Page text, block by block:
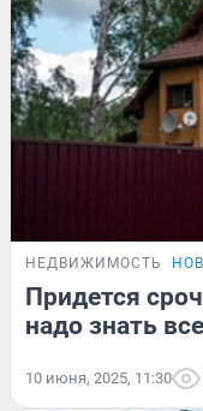
НЕДВИЖИМОСТЬ
Придется
надо знать
10 июня, 2025, 11:30